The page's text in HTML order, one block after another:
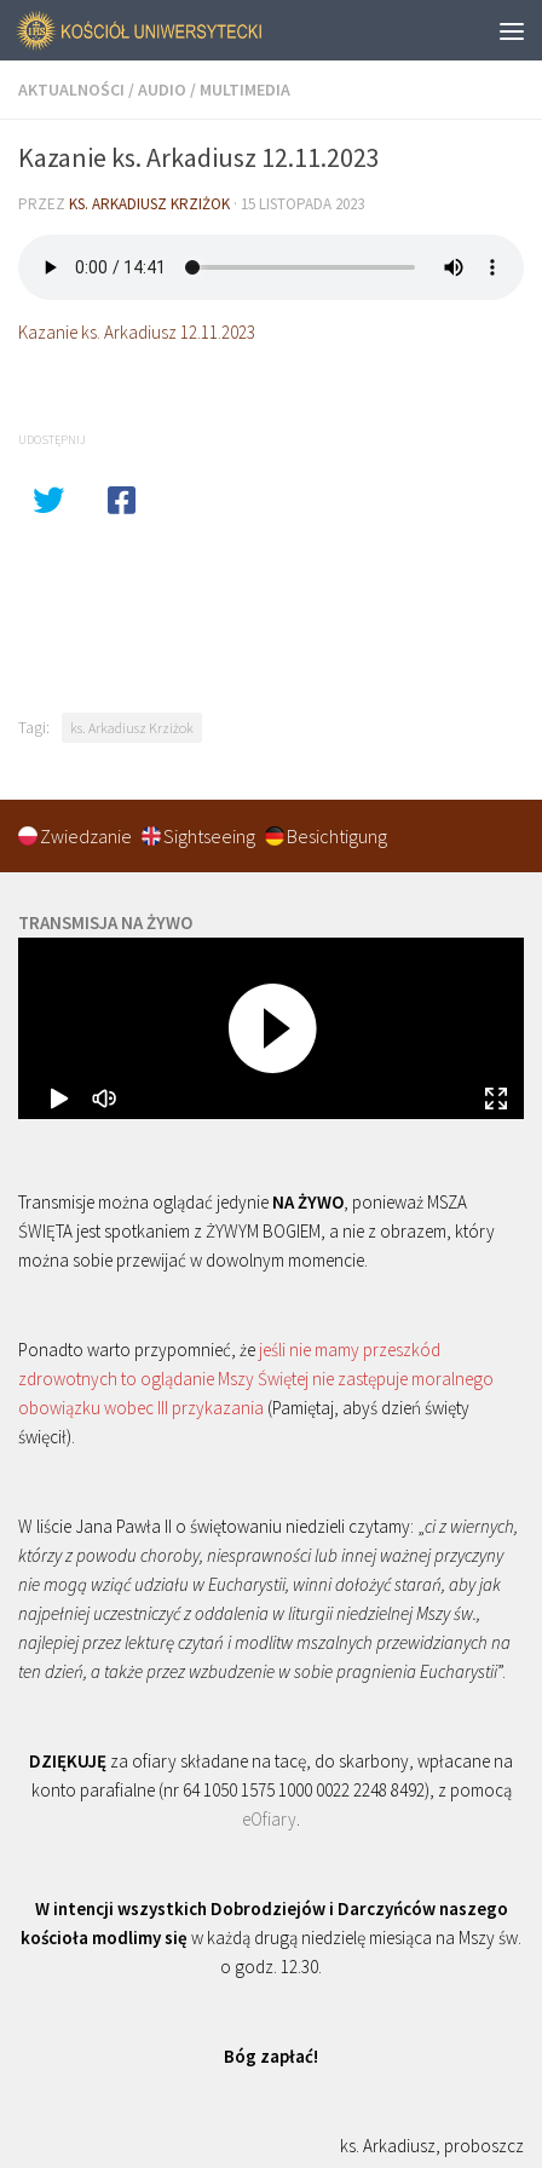
AKTUALNOŚCI /AUDIO / MULTIMEDIA
Kazanie ks. Arkadiusz 12.11.2023
PRZEZ KS. ARKADIUSZ KRZIŻOK · 15 LISTOPADA 2023
Kazanie ks. Arkadiusz 12.11.2023
UDOSTĘPNIJ
Tagi: ks. Arkadiusz Krziżok
Zwiedzanie Sightseeing Besichtigung
TRANSMISJA NA ŻYWO
Transmisje można oglądać jedynie NA ŻYWO, ponieważ MSZA
ŚWIĘTA jest spotkaniem z ŻYWYM BOGIEM, a nie z obrazem, który
można sobie przewijać w dowolnym momencie.
Ponadto warto przypomnieć, że jeśli nie mamy przeszkód
zdrowotnych to oglądanie Mszy Świętej nie zastępuje moralnego
obowiązku wobec III przykazania (Pamiętaj, abyś dzień święty
święcił).
W liście Jana Pawła II o świętowaniu niedzieli czytamy: „ci z wiernych,
którzy z powodu choroby, niesprawności lub innej ważnej przyczyny
nie mogą wziąć udziału w Eucharystii, winni dołożyć starań, aby jak
najpełniej uczestniczyć z oddalenia w liturgii niedzielnej Mszy św.,
najlepiej przez lekturę czytań i modlitw mszalnych przewidzianych na
ten dzień, a także przez wzbudzenie w sobie pragnienia Eucharystii”.
DZIĘKUJĘ za ofiary składane na tacę, do skarbony, wpłacane na
konto parafialne (nr 64 1050 1575 1000 0022 2248 8492), z pomocą
eOfiary.
W intencji wszystkich Dobrodziejów i Darczyńców naszego
kościoła modlimy się w każdą drugą niedzielę miesiąca na Mszy św.
o godz. 12.30.
Bóg zapłać!
ks. Arkadiusz, proboszcz